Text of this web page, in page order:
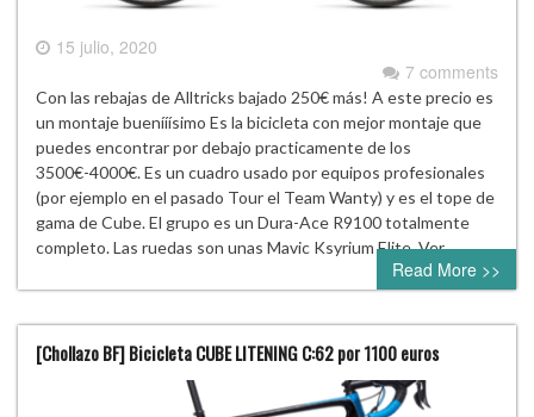
15 julio, 2020
7 comments
Con las rebajas de Alltricks bajado 250€ más! A este precio es
un montaje buenííísimo Es la bicicleta con mejor montaje que
puedes encontrar por debajo practicamente de los
3500€-4000€. Es un cuadro usado por equipos profesionales
(por ejemplo en el pasado Tour el Team Wanty) y es el tope de
gama de Cube. El grupo es un Dura-Ace R9100 totalmente
completo. Las ruedas son unas Mavic Ksyrium Elite. Ver…
Read More >>
[Chollazo BF] Bicicleta CUBE LITENING C:62 por 1100 euros